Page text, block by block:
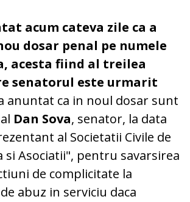
acum cateva zile ca a
dosar penal pe numele
acesta fiind al treilea
senatorul este urmarit
anuntat ca in noul dosar sunt
Dan Sova, senator, la data
al Societatii Civile de
si Asociatii", pentru savarsirea
de complicitate la
abuz in serviciu daca